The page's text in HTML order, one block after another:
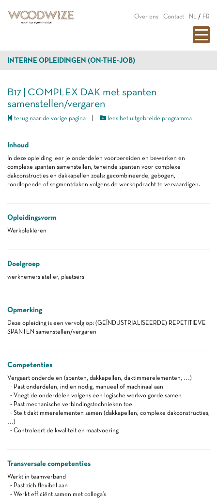
Over ons Contact NL / FR
INTERNE OPLEIDINGEN (ON-THE-JOB)
B17 | COMPLEX DAK met spanten
samenstellen/vergaren
terug naar de vorige pagina lees het uitgebreide programma
Inhoud
In deze opleiding leer je onderdelen voorbereiden en bewerken en
complexe spanten samenstellen, teneinde spanten voor complexe
dakconstructies en dakkapellen zoals: gecombineerde, gebogen,
rondlopende of segmentdaken volgens de werkopdracht te vervaardigen.
Opleidingsvorm
Werkplekleren
Doelgroep
werknemers atelier, plaatsers
Opmerking
Deze opleiding is een vervolg op: (GEÏNDUSTRIALISEERDE) REPETITIEVE
SPANTEN samenstellen/vergaren
Competenties
Vergaart onderdelen (spanten, dakkapellen, daktimmerelementen, …)
- Past onderdelen, indien nodig, manueel of machinaal aan
- Voegt de onderdelen volgens een logische werkvolgorde samen
- Past mechanische verbindingstechnieken toe
- Stelt daktimmerelementen samen (dakkapellen, complexe dakconstructies,
…)
- Controleert de kwaliteit en maatvoering
Transversale competenties
Werkt in teamverband
- Past zich flexibel aan
- Werkt efficiënt samen met collega's